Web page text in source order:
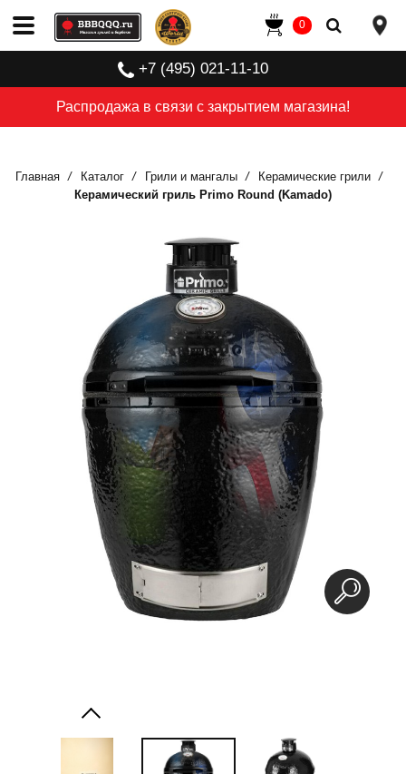
Распродажа в связи с закрытием магазина!
+7 (495) 021-11-10
0
Главная Каталог Грили и мангалы
Керамические грили
Керамический гриль Primo Round (Kamado)